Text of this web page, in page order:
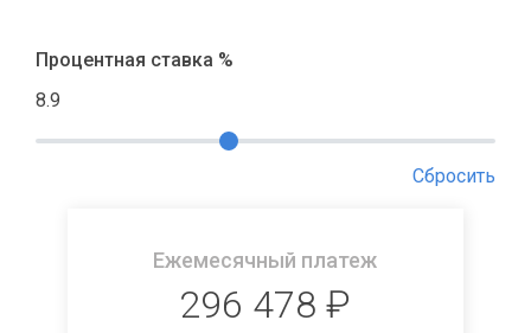
Процентная ставка %
8.9
Сбросить
Ежемесячный платеж
296 478 ₽